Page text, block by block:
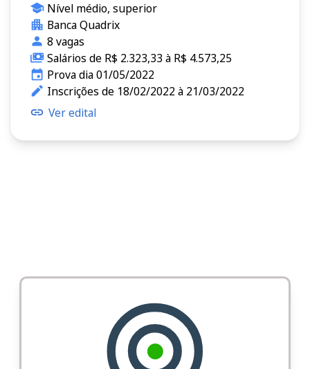
Nível médio, superior
Banca Quadrix
8 vagas
Salários de R$ 2.323,33 à R$ 4.573,25
Prova dia 01/05/2022
Inscrições de 18/02/2022 à 21/03/2022
Ver edital